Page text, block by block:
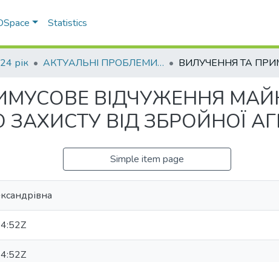
Statistics
рік АКТУАЛЬНІ ПРОБЛЕМИ ОХОРОНИ І ЗАХИСТУ ПРАВ ТА СВОБОД ЛЮДИНИ І ГРОМАДЯНИНА В УМОВАХ ВОЄННОГО СТАНУ ТА ПІСЛЯВОЄННИЙ ПЕРІОД
ВІДЧУЖЕННЯ
ВІД ЗБРОЙНОЇ
Simple item page